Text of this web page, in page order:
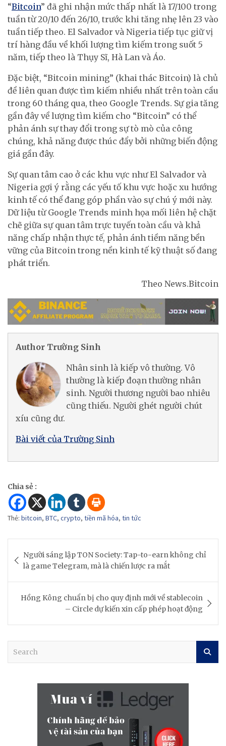
“Bitcoin” đã ghi nhận mức thấp nhất là 17/100 trong
tuần từ 20/10 đến 26/10, trước khi tăng nhẹ lên 23 vào
tuần tiếp theo. El Salvador và Nigeria tiếp tục giữ vị
trí hàng đầu về khối lượng tìm kiếm trong suốt 5
năm, tiếp theo là Thụy Sĩ, Hà Lan và Áo.
Đặc biệt, “Bitcoin mining” (khai thác Bitcoin) là chủ
đề liên quan được tìm kiếm nhiều nhất trên toàn cầu
trong 60 tháng qua, theo Google Trends. Sự gia tăng
gần đây về lượng tìm kiếm cho “Bitcoin” có thể
phản ánh sự thay đổi trong sự tò mò của công
chúng, khả năng được thúc đẩy bởi những biến động
giá gần đây.
Sự quan tâm cao ở các khu vực như El Salvador và
Nigeria gợi ý rằng các yếu tố khu vực hoặc xu hướng
kinh tế có thể đang góp phần vào sự chú ý mới này.
Dữ liệu từ Google Trends minh họa mối liên hệ chặt
chẽ giữa sự quan tâm trực tuyến toàn cầu và khả
năng chấp nhận thực tế, phản ánh tiềm năng bền
vững của Bitcoin trong nền kinh tế kỹ thuật số đang
phát triển.
Theo News.Bitcoin
Author Trường Sinh
Nhân sinh là kiếp vô thường. Vô
thường là kiếp đoạn thường nhân
sinh. Người thương người bao nhiêu
cũng thiếu. Người ghét người chút
xíu cũng dư.
Bài viết của Trường Sinh
Chia sẻ :
Thẻ: bitcoin, BTC, crypto, tiền mã hóa, tin tức
navigation
Người sáng lập TON Society: Tap-to-earn không chỉ
là game Telegram, mà là chiến lược ra mắt
Hồng Kông chuẩn bị cho quy định mới về stablecoin
– Circle dự kiến xin cấp phép hoạt động